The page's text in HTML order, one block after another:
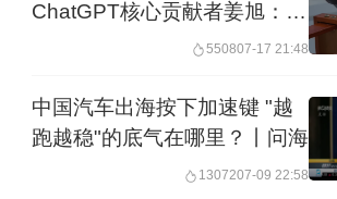
ChatGPT核心贡献者姜旭：仅
靠采集数据远远不够︱未来・
550807-17 21:48
中国汽车出海按下加速键 "越
跑越稳"的底气在哪里？丨问海
1307207-09 22:58